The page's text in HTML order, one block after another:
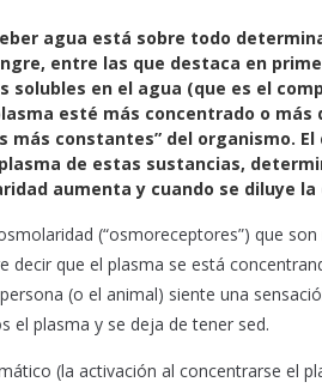
agua está sobre todo
entre las que destaca en
en el agua (que es el
esté más concentrado o
más constantes” del organismo.
de estas sustancias,
aumenta y cuando se diluye
(“osmoreceptores”) que
que el plasma se está
(o el animal) siente una
el plasma y se deja de tener sed.
(la activación al concentrarse el